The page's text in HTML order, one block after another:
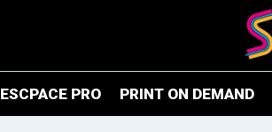
ESCPACE PRO PRINT ON DEMAND